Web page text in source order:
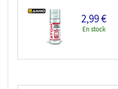
ATOM MIG peinture maquette 20500
2,99 €
En stock